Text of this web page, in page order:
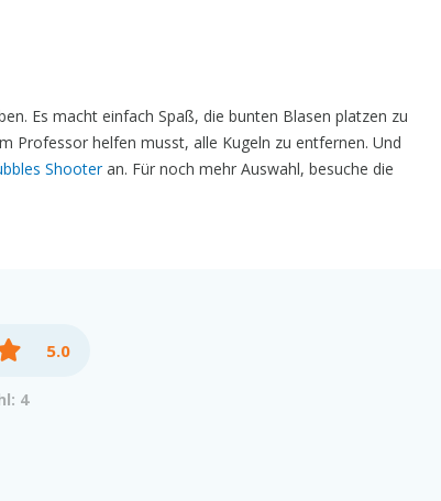
Es macht einfach Spaß, die bunten Blasen platzen zu
Professor helfen musst, alle Kugeln zu entfernen. Und
Shooteran. Für noch mehr Auswahl, besuche die
5.0
4